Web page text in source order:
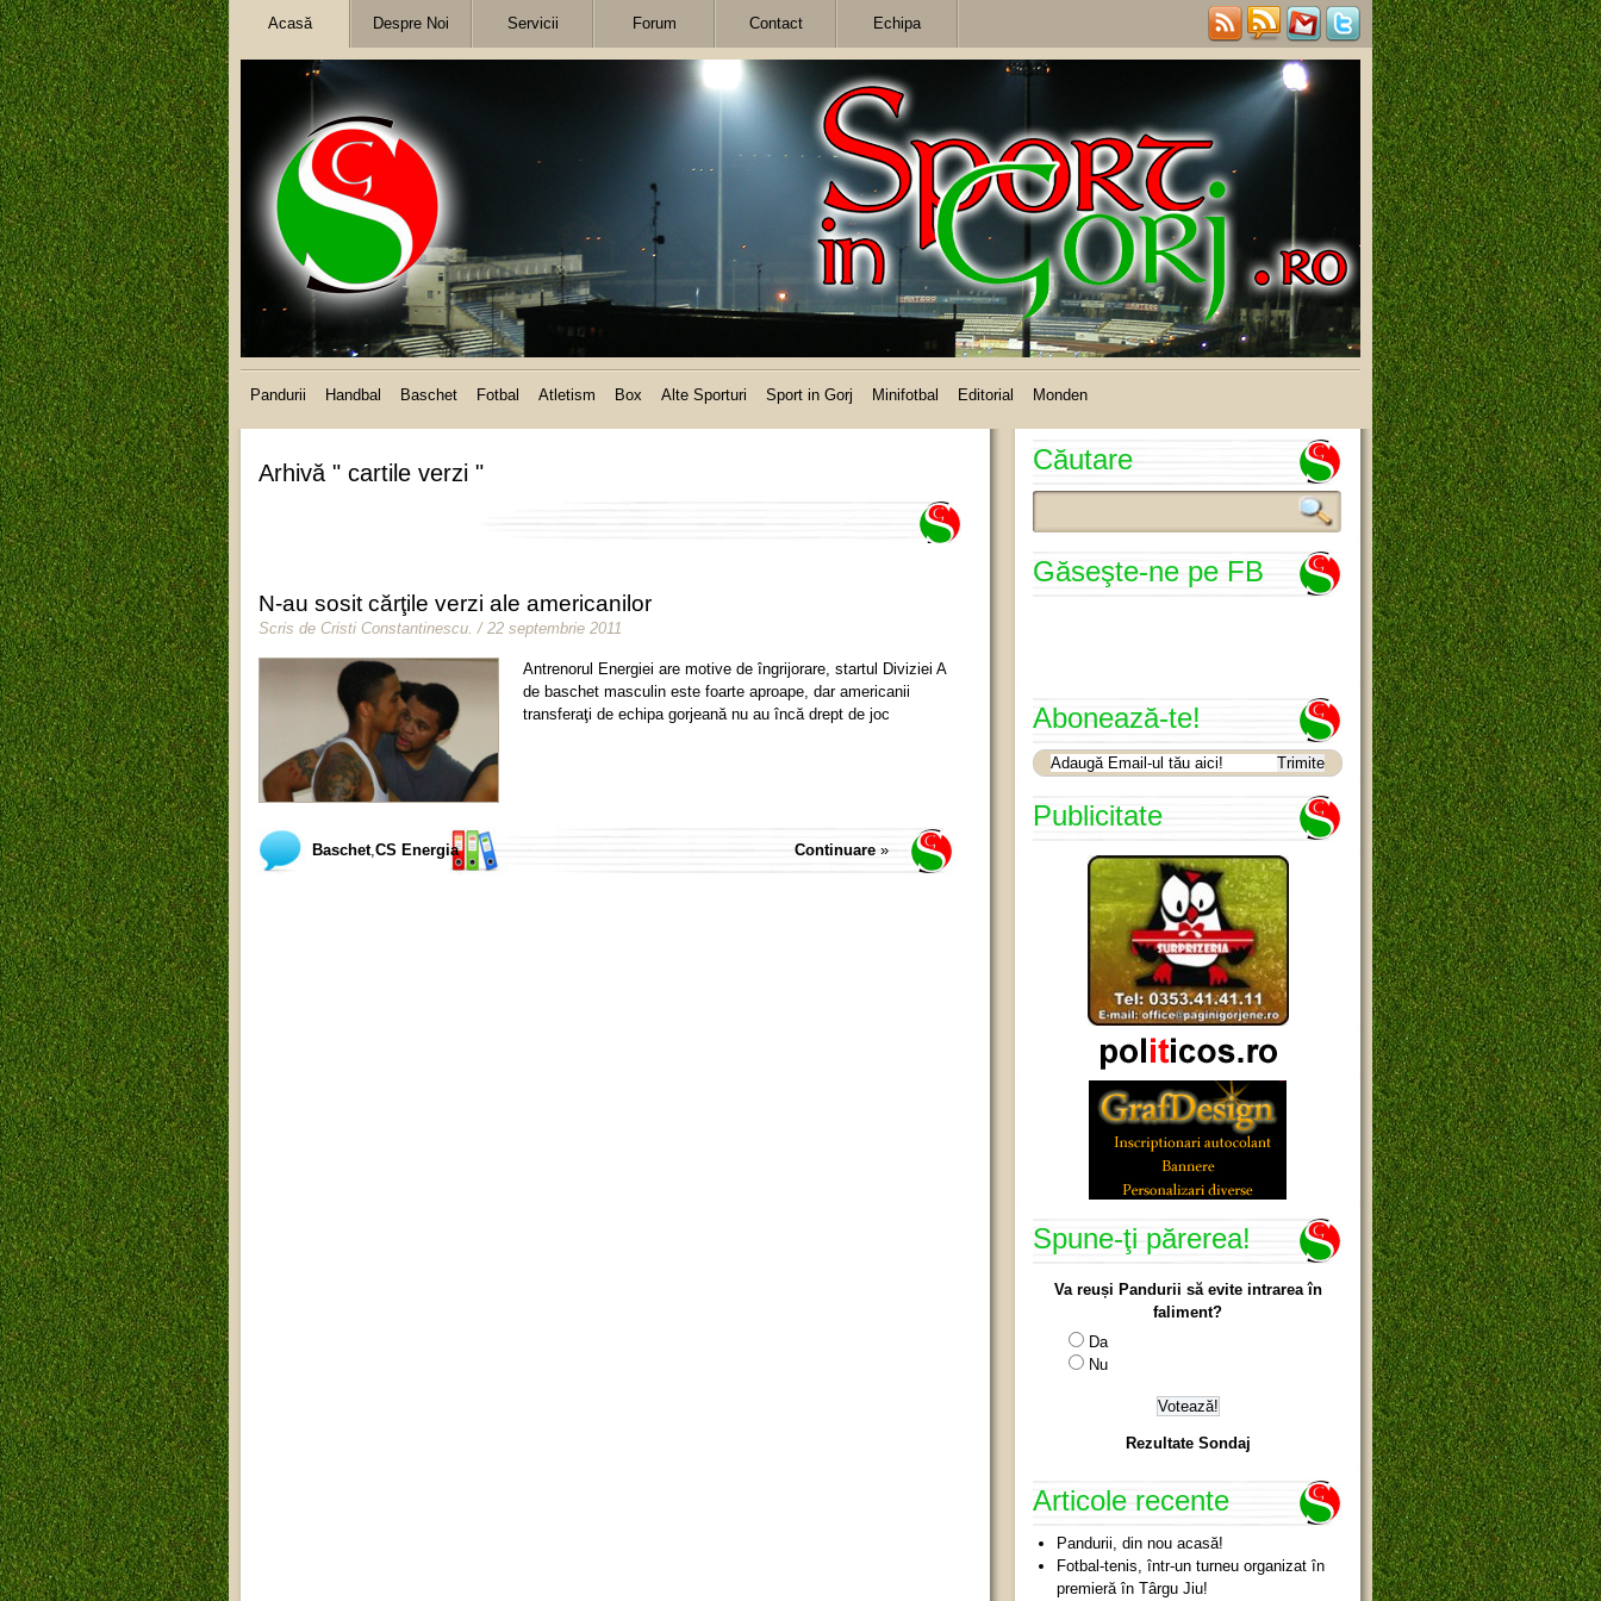
Acasă Despre Noi Servicii Forum Contact Echipa
Pandurii Handbal Baschet Fotbal Atletism Box Alte Sporturi Sport in Gorj Minifotbal Editorial Monden
Arhivă " cartile verzi "
N-au sosit cărţile verzi ale americanilor
Scris de Cristi Constantinescu. / 22 septembrie 2011
Antrenorul Energiei are motive de îngrijorare, startul Diviziei A
de baschet masculin este foarte aproape, dar americanii
transferaţi de echipa gorjeană nu au încă drept de joc
Baschet,CS Energia Continuare »
Căutare
Găseşte-ne pe FB
Abonează-te!
Publicitate
Spune-ţi părerea!
Va reuși Pandurii să evite intrarea în
faliment?
Da
Nu
Rezultate Sondaj
Articole recente
Pandurii, din nou acasă!
Fotbal-tenis, într-un turneu organizat în
premieră în Târgu Jiu!